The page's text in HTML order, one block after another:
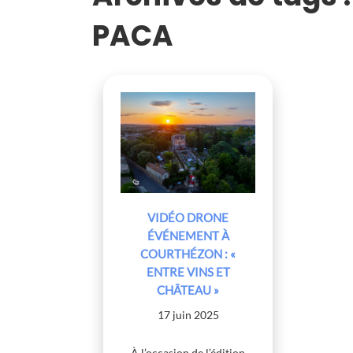
PACA
VIDÉO DRONE
ÉVÉNEMENT À
COURTHÉZON : «
ENTRE VINS ET
CHÂTEAU »
17 juin 2025